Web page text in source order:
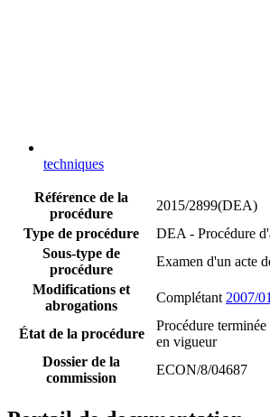
techniques
Référence de la
procédure
2015/2899(DEA)
Type de procédure
DEA - Procédure
Sous-type de
procédure
Examen d'un acte
Modifications et
abrogations
Complétant 2007/
État de la procédure
Procédure
en vigueur
Dossier de la
commission
ECON/8/04687